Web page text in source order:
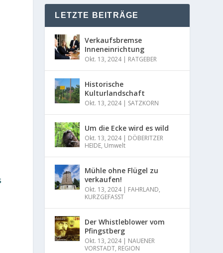
LETZTE BEITRÄGE
Verkaufsbremse
Inneneinrichtung
Okt. 13, 2024| RATGEBER
Historische
Kulturlandschaft
Okt. 13, 2024| SATZKORN
Um die Ecke wird es wild
Okt. 13, 2024| DÖBERITZER
HEIDE, Umwelt
Mühle ohne Flügel zu
verkaufen!
Okt. 13, 2024| FAHRLAND,
KURZGEFASST
Der Whistleblower vom
Pfingstberg
Okt. 13, 2024| NAUENER
VORSTADT, REGION